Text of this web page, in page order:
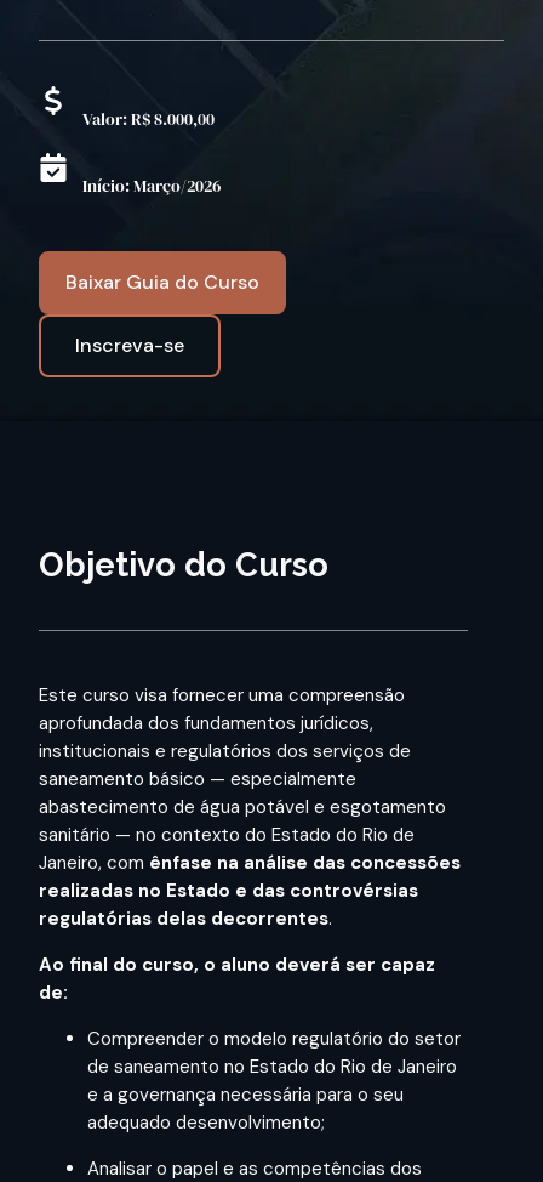
Valor: R$ 8.000,00
Início: Março/2026
Baixar Guia do Curso
Inscreva-se
Objetivo do Curso
Este curso visa fornecer uma compreensão
aprofundada dos fundamentos jurídicos,
institucionais e regulatórios dos serviços de
saneamento básico — especialmente
abastecimento de água potável e esgotamento
sanitário — no contexto do Estado do Rio de
Janeiro, com ênfase na análise das concessões
realizadas no Estado e das controvérsias
regulatórias delas decorrentes.
Ao final do curso, o aluno deverá ser capaz
de:
Compreender o modelo regulatório do setor
de saneamento no Estado do Rio de Janeiro
e a governança necessária para o seu
adequado desenvolvimento;
Analisar o papel e as competências dos